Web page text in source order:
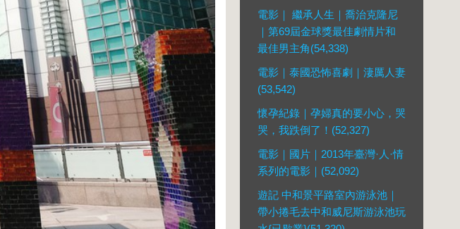
電影｜ 繼承人生｜喬治克隆尼
｜第69屆金球獎最佳劇情片和
最佳男主角(54,338)
電影｜泰國恐怖喜劇｜淒厲人妻
(53,542)
懷孕紀錄｜孕婦真的要小心，哭
哭，我跌倒了！(52,327)
電影｜國片｜2013年臺灣·人·情
系列的電影｜(52,092)
遊記 中和景平路室內游泳池｜
帶小捲毛去中和威尼斯游泳池玩